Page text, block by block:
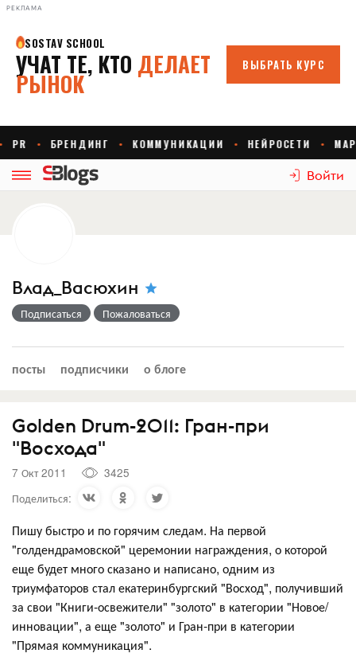
РЕКЛАМА
Войти
Влад_Васюхин
Подписаться Пожаловаться
посты подписчики о блоге
Golden Drum-2011: Гран-при
"Восхода"
7 Окт 2011
3425
Поделиться:
Пишу быстро и по горячим следам. На первой
"голдендрамовской" церемонии награждения, о которой
еще будет много сказано и написано, одним из
триумфаторов стал екатеринбургский "Восход", получивший
за свои "Книги-освежители" "золото" в категории "Новое/
инновации", а еще "золото" и Гран-при в категории
"Прямая коммуникация".